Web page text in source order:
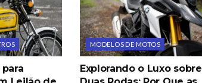
MODELOS DE MOTOS
Explorando o Luxo sobre